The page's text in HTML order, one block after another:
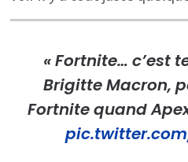
« Fortnite… c’est
Brigitte Macron,
Fortnite quand